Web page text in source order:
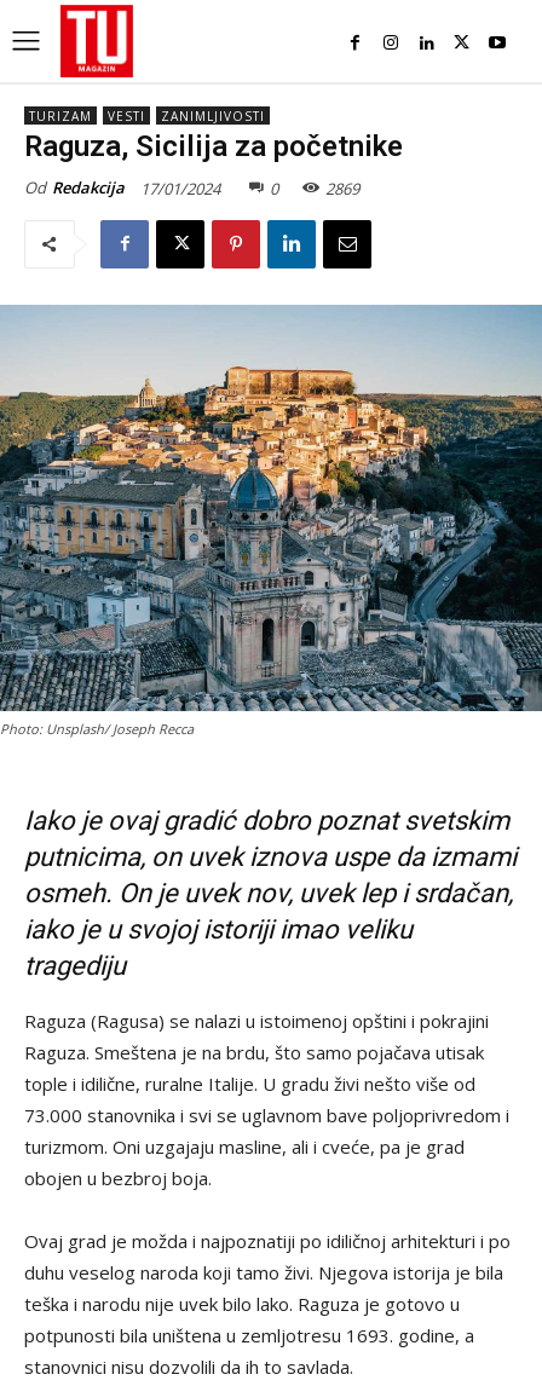
TURIZAM VESTI ZANIMLJIVOSTI
Raguza, Sicilija za početnike
Od Redakcija 17/01/2024 0 2869
Photo: Unsplash/ Joseph Recca
Iako je ovaj gradić dobro poznat svetskim
putnicima, on uvek iznova uspe da izmami
osmeh. On je uvek nov, uvek lep i srdačan,
iako je u svojoj istoriji imao veliku
tragediju
Raguza (Ragusa) se nalazi u istoimenoj opštini i pokrajini
Raguza. Smeštena je na brdu, što samo pojačava utisak
tople i idilične, ruralne Italije. U gradu živi nešto više od
73.000 stanovnika i svi se uglavnom bave poljoprivredom i
turizmom. Oni uzgajaju masline, ali i cveće, pa je grad
obojen u bezbroj boja.
Ovaj grad je možda i najpoznatiji po idiličnoj arhitekturi i po
duhu veselog naroda koji tamo živi. Njegova istorija je bila
teška i narodu nije uvek bilo lako. Raguza je gotovo u
potpunosti bila uništena u zemljotresu 1693. godine, a
stanovnici nisu dozvolili da ih to savlada.